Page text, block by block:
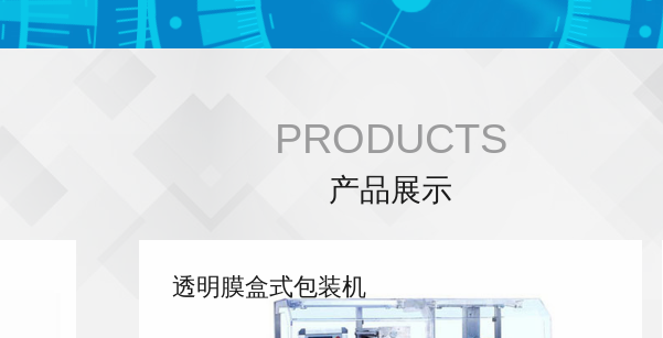
PRODUCTS
产品展示
透明膜盒式包装机